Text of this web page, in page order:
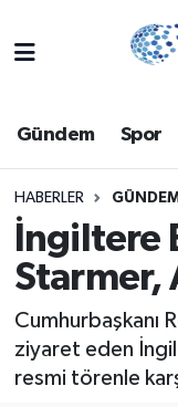
Gündem Spor
HABERLER
İngiltere
Starmer,
Cumhurbaşkanı
ziyaret eden
resmi törenle
Bursa
Dünya
Eğitim
Ekonomi
Genel
Trafik Durumu
Süper Lig
Tüm
Son Dakika
Haber Arşivi